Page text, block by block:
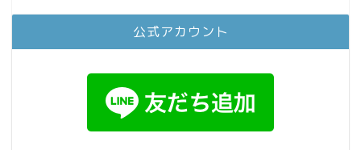
公式アカウント